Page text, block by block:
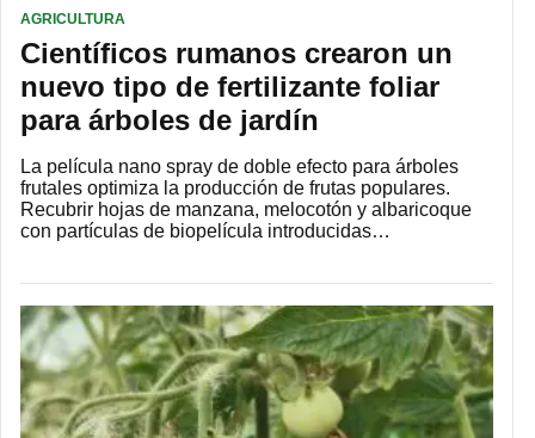
AGRICULTURA
Científicos rumanos crearon un
nuevo tipo de fertilizante foliar
para árboles de jardín
La película nano spray de doble efecto para árboles
frutales optimiza la producción de frutas populares.
Recubrir hojas de manzana, melocotón y albaricoque
con partículas de biopelícula introducidas…